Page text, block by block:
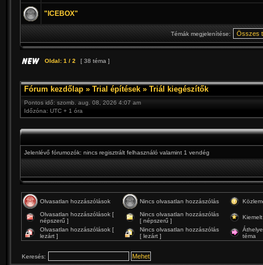
"ICEBOX"
Témák megjelenítése:
Oldal: 1 / 2 [ 38 téma ]
Fórum kezdőlap » Trial építések » Triál kiegészítők
Pontos idő: szomb. aug. 08, 2026 4:07 am
Időzóna: UTC + 1 óra
Jelenlévő fórumozók: nincs regisztrált felhasználó valamint 1 vendég
Olvasatlan hozzászólások Nincs olvasatlan hozzászólás
Olvasatlan hozzászólások [
népszerű ]
Nincs olvasatlan hozzászólás
[ népszerű ]
Kiemelt
Olvasatlan hozzászólások [
lezárt ]
Nincs olvasatlan hozzászólás
[ lezárt ]
téma
Keresés: